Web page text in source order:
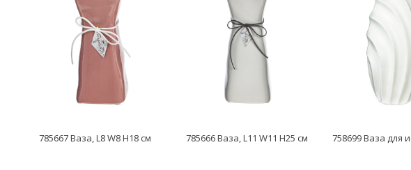
785667 Ваза, L8 W8 H18 см 785666 Ваза, L11 W11 H25 см